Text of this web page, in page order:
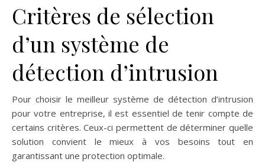
Critères de sélection
d’un système de
détection d’intrusion
Pour choisir le meilleur système de détection d’intrusion
pour votre entreprise, il est essentiel de tenir compte de
certains critères. Ceux-ci permettent de déterminer quelle
solution convient le mieux à vos besoins tout en
garantissant une protection optimale.